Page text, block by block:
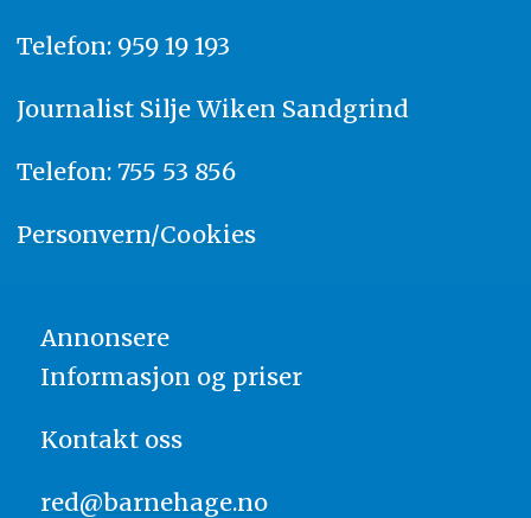
Telefon: 959 19 193
Journalist Silje Wiken Sandgrind
Telefon: 755 53 856
Personvern/Cookies
Annonsere
Informasjon og priser
Kontakt oss
red@barnehage.no